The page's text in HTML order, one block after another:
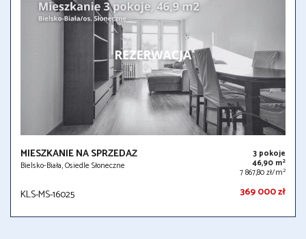
MIESZKANIE NA SPRZEDAŻ
Bielsko-Biała, Osiedle Słoneczne
3 pokoje
46,90 m2
7 867,80 zł/m2
KLS-MS-16025 369 000 zł